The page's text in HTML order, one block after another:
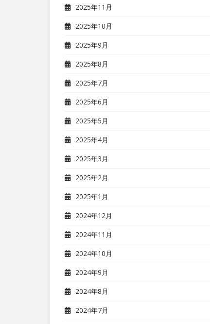
2025年11月
2025年10月
2025年9月
2025年8月
2025年7月
2025年6月
2025年5月
2025年4月
2025年3月
2025年2月
2025年1月
2024年12月
2024年11月
2024年10月
2024年9月
2024年8月
2024年7月